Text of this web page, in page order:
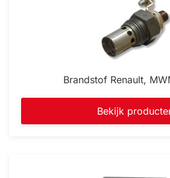
Brandstof Renault,
Bekijk